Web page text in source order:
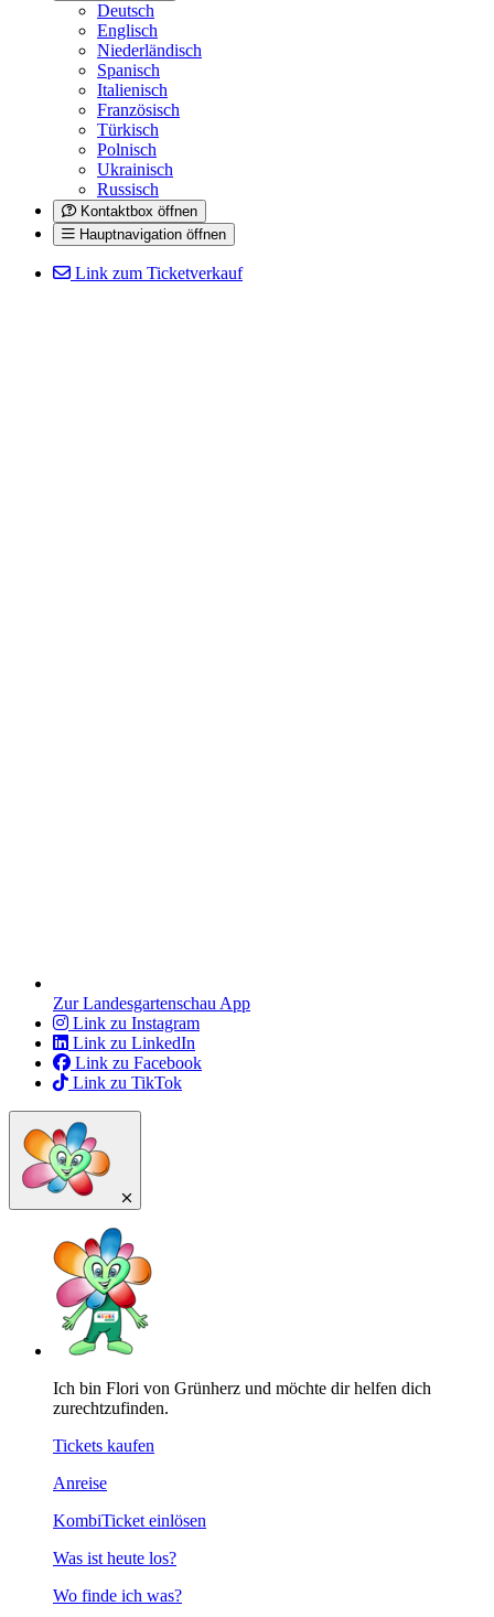
Deutsch
Englisch
Niederländisch
Spanisch
Italienisch
Französisch
Türkisch
Polnisch
Ukrainisch
Russisch
Kontaktbox öffnen
Hauptnavigation öffnen
Link zum Ticketverkauf
Zur Landesgartenschau App
Link zu Instagram
Link zu LinkedIn
Link zu Facebook
Link zu TikTok
Ich bin Flori von Grünherz und möchte dir helfen dich
zurechtzufinden.
Tickets kaufen
Anreise
KombiTicket einlösen
Was ist heute los?
Wo finde ich was?